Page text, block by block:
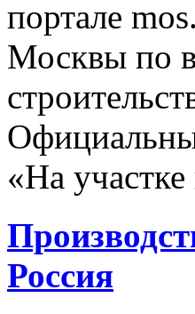
портале
Москвы по
«На
Россия